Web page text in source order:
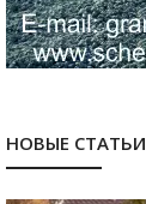
НОВЫЕ СТАТЬИ